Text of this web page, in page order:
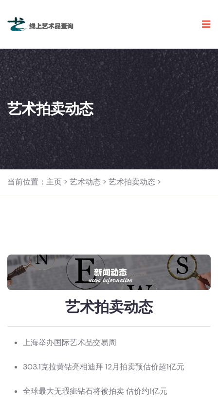
艺术拍卖动态
当前位置： 主页 > 艺术动态 > 艺术拍卖动态 >
艺术拍卖动态
上海举办国际艺术品交易周
303.1克拉黄钻亮相迪拜 12月拍卖预估价超1亿元
全球最大无瑕疵钻石将被拍卖 估价约1亿元